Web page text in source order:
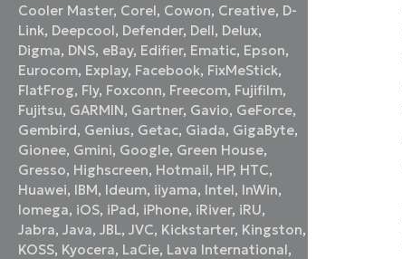
Cooler Master, Corel, Cowon, Creative, D-
Link, Deepcool, Defender, Dell, Delux,
Digma, DNS, eBay, Edifier, Ematic, Epson,
Eurocom, Explay, Facebook, FixMeStick,
FlatFrog, Fly, Foxconn, Freecom, Fujifilm,
Fujitsu, GARMIN, Gartner, Gavio, GeForce,
Gembird, Genius, Getac, Giada, GigaByte,
Gionee, Gmini, Google, Green House,
Gresso, Highscreen, Hotmail, HP, HTC,
Huawei, IBM, Ideum, iiyama, Intel, InWin,
Iomega, iOS, iPad, iPhone, iRiver, iRU,
Jabra,Java,JBL,JVC, Kickstarter, Kingston,
KOSS, Kyocera, LaCie, Lava International,